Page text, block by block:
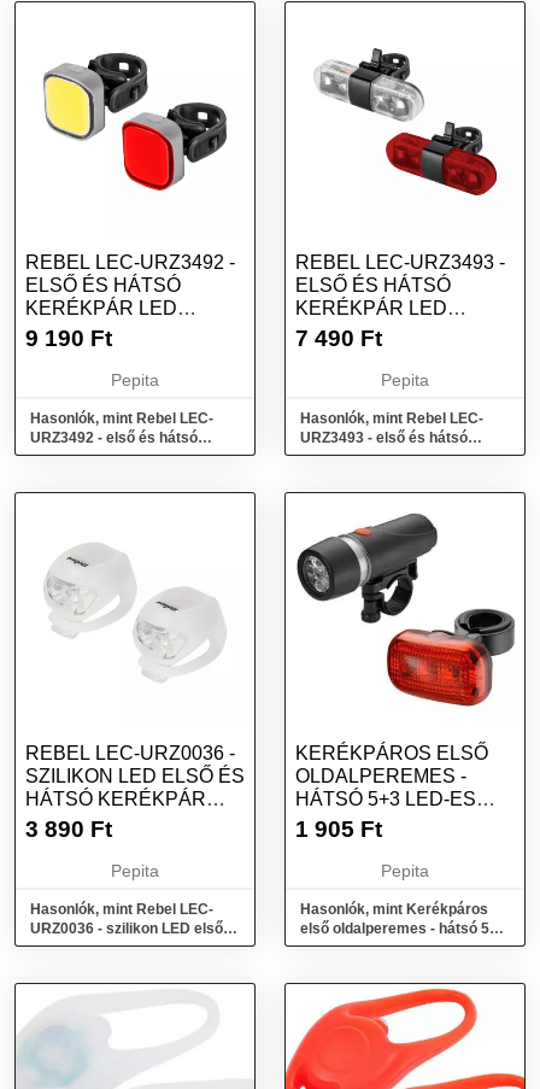
REBEL LEC-URZ3492 -
ELSŐ ÉS HÁTSÓ
KERÉKPÁR LED
LÁMPA SZETT, USB,...
9 190 Ft
Pepita
Hasonlók, mint Rebel LEC-
URZ3492 - első és hátsó
kerékpár LED lámpa szett,
REBEL LEC-URZ3493 -
ELSŐ ÉS HÁTSÓ
KERÉKPÁR LED
LÁMPA SZETT, USB,...
7 490 Ft
Pepita
Hasonlók, mint Rebel LEC-
URZ3493 - első és hátsó
kerékpár LED lámpa szett,
REBEL LEC-URZ0036 -
SZILIKON LED ELSŐ ÉS
HÁTSÓ KERÉKPÁR
LÁMPA SZE...
3 890 Ft
Pepita
Hasonlók, mint Rebel LEC-
URZ0036 - szilikon LED első
és hátsó kerékpár lámpa sze...
KERÉKPÁROS ELSŐ
OLDALPEREMES -
HÁTSÓ 5+3 LED-ES
LÁMPA, VÍZÁLLÓ -...
1 905 Ft
Pepita
Hasonlók, mint Kerékpáros
első oldalperemes - hátsó 5+3
LED-es lámpa, vízálló -...